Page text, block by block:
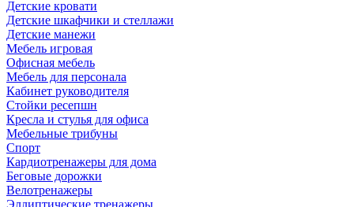
Детские кровати
Детские шкафчики и стеллажи
Детские манежи
Мебель игровая
Офисная мебель
Мебель для персонала
Кабинет руководителя
Стойки ресепшн
Кресла и стулья для офиса
Мебельные трибуны
Спорт
Кардиотренажеры для дома
Беговые дорожки
Велотренажеры
Эллиптические тренажеры